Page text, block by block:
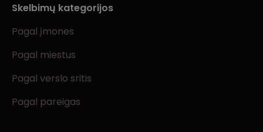
Skelbimų kategorijos
Pagal įmones
Pagal miestus
Pagal verslo sritis
Pagal pareigas